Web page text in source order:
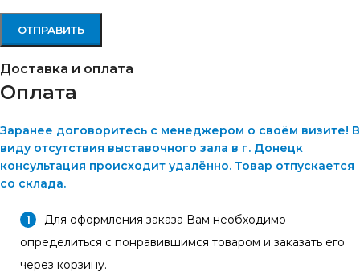
Доставка и оплата
Оплата
Заранее договоритесь с менеджером о своём визите! В
виду отсутствия выставочного зала в г. Донецк
консультация происходит удалённо. Товар отпускается
со склада.
Для оформления заказа Вам необходимо
определиться с понравившимся товаром и заказать его
через корзину.